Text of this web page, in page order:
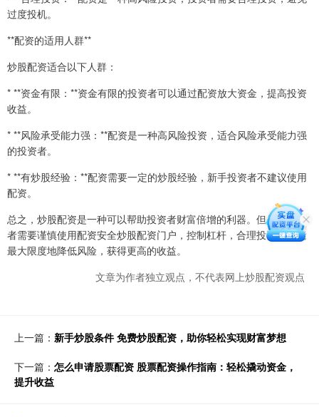
过度投机。
**配资的适用人群**
炒股配资适合以下人群：
* **资金有限：**资金有限的投资者可以通过配资放大资金，提高投资
收益。
* **风险承受能力强：**配资是一种高风险投资，适合风险承受能力强
的投资者。
* **有炒股经验：**配资需要一定的炒股经验，新手投资者不建议使用
配资。
总之，炒股配资是一种可以帮助投资者财富倍增的利器。但是，投资
者需要谨慎使用配资安全炒股配资门户，控制杠杆，合理投资，才能
最大限度地降低风险，获得更高的收益。
文章为作者独立观点，不代表网上炒股配资观点
上一篇： 新手炒股条件 免费炒股配资，助你轻松实现财富梦想
下一篇： 怎么申请股票配资 股票配资操作指南：轻松撬动资金，
提升收益